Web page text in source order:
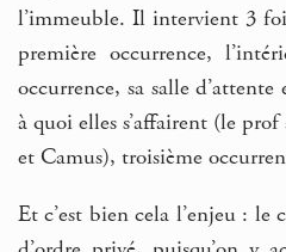
l’immeuble. Il intervient 3
première occurrence,
occurrence, sa salle
à quoi elles s’affairent (le
et Camus), troisième
Et c’est bien cela l’enjeu :